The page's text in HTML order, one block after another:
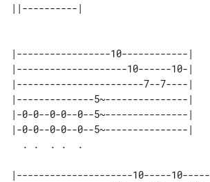
||----------|
|-----------------10------------|
|--------------------10------10-|
|-----------------------7--7----|
|--------------5~---------------|
|-0-0--0-0--0--5~---------------|
|-0-0--0-0--0--5~---------------|
|---------------------10-----10-----